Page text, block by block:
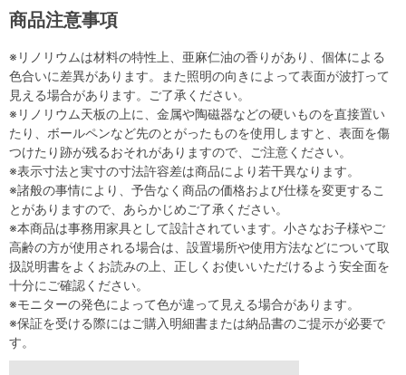
商品注意事項
※リノリウムは材料の特性上、亜麻仁油の香りがあり、個体による
色合いに差異があります。また照明の向きによって表面が波打って
見える場合があります。ご了承ください。
※リノリウム天板の上に、金属や陶磁器などの硬いものを直接置い
たり、ボールペンなど先のとがったものを使用しますと、表面を傷
つけたり跡が残るおそれがありますので、ご注意ください。
※表示寸法と実寸の寸法許容差は商品により若干異なります。
※諸般の事情により、予告なく商品の価格および仕様を変更するこ
とがありますので、あらかじめご了承ください。
※本商品は事務用家具として設計されています。小さなお子様やご
高齢の方が使用される場合は、設置場所や使用方法などについて取
扱説明書をよくお読みの上、正しくお使いいただけるよう安全面を
十分にご確認ください。
※モニターの発色によって色が違って見える場合があります。
※保証を受ける際にはご購入明細書または納品書のご提示が必要で
す。